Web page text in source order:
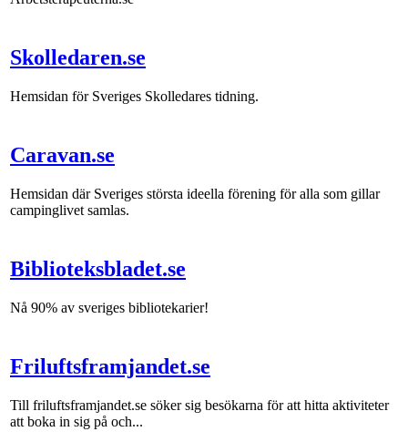
Skolledaren.se
Hemsidan för Sveriges Skolledares tidning.
Caravan.se
Hemsidan där Sveriges största ideella förening för alla som gillar
campinglivet samlas.
Biblioteksbladet.se
Nå 90% av sveriges bibliotekarier!
Friluftsframjandet.se
Till friluftsframjandet.se söker sig besökarna för att hitta aktiviteter
att boka in sig på och...